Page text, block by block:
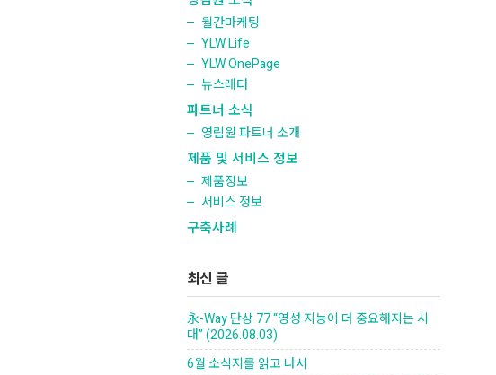
월간마케팅
YLW Life
YLW OnePage
뉴스레터
파트너 소식
영림원 파트너 소개
제품 및 서비스 정보
제품정보
서비스 정보
구축사례
최신 글
永-Way 단상 77 “영성 지능이 더 중요해지는 시
대” (2026.08.03)
6월 소식지를 읽고 나서